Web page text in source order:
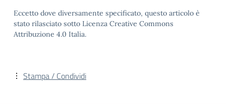
Eccetto dove diversamente specificato, questo articolo è
stato rilasciato sotto Licenza Creative Commons
Attribuzione 4.0 Italia.
Stampa / Condividi